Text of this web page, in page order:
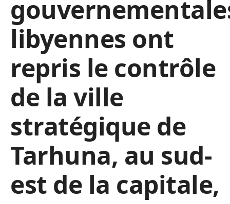
libyennes ont
repris le contrôle
de la ville
stratégique de
Tarhuna, au sud-
est de la capitale,